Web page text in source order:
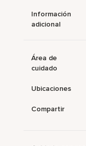
Información
adicional
Área de
cuidado
Ubicaciones
Compartir